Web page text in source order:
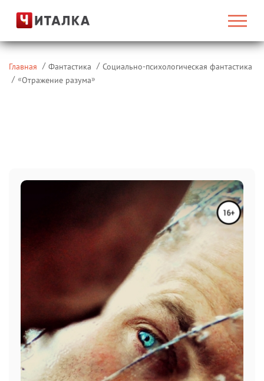
Главная Фантастика
Социально-психологическая фантастика
«Отражение разума»